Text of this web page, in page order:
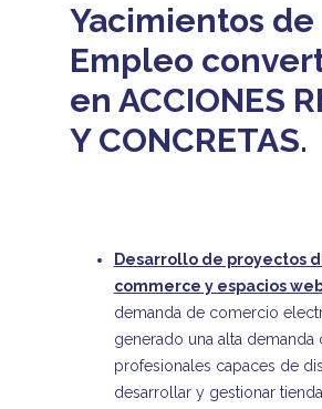
Yacimientos de
Empleo
en ACCIONES
Y CONCRETAS.
Desarrollo de proyectos
commerce y espacios
demanda de comercio
generado una alta demanda
profesionales capaces de
desarrollar y gestionar